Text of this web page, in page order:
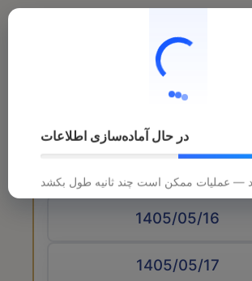
Arrival date
در حال آماده‌سازی اطلاعات